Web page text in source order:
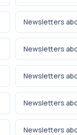
Newsletters
Newsletters
Newsletters
Newsletters
Newsletters